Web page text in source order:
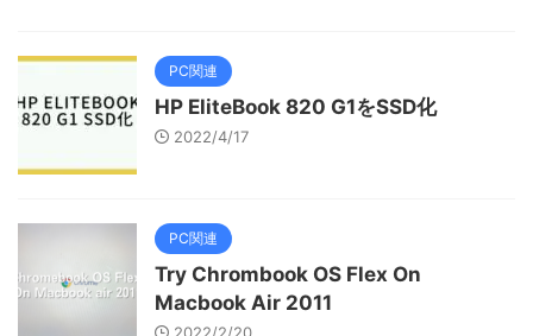
PC関連
HP EliteBook 820 G1をSSD化
2022/4/17
PC関連
Try Chrombook OS Flex On
Macbook Air 2011